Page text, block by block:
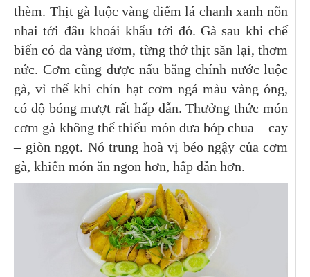
thèm. Thịt gà luộc vàng điểm lá chanh xanh nõn
nhai tới đâu khoái khẩu tới đó. Gà sau khi chế
biến có da vàng ươm, từng thớ thịt săn lại, thơm
nức. Cơm cũng được nấu bằng chính nước luộc
gà, vì thế khi chín hạt cơm ngả màu vàng óng,
có độ bóng mượt rất hấp dẫn.Thưởng thức món
cơm gà không thể thiếu món dưa bóp chua – cay
– giòn ngọt. Nó trung hoà vị béo ngậy của cơm
gà, khiến món ăn ngon hơn, hấp dẫn hơn.